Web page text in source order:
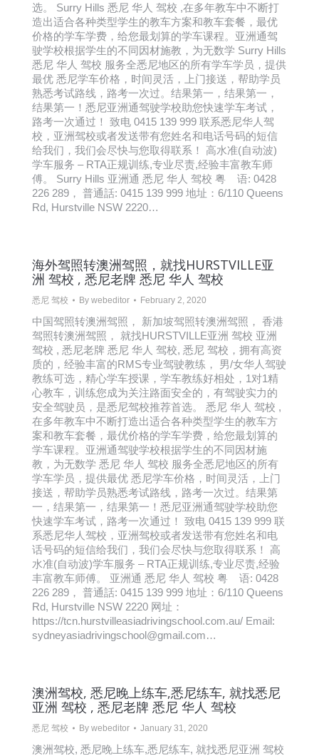
选。 Surry Hills 悉尼 华人 驾校 ,在多年教车中不断打
造出适合各种类型学生的教车方案和教车套餐，最优
价格的学车学费，给您最划算的学车课程。亚洲通驾
驶学校根据学生的不同因材施教，为无数学 Surry Hills
悉尼 华人 驾校 服务全悉尼地区的所有学车学员，提供
最优 悉尼学车价格，时间灵活，上门接送，帮助学员
熟悉考试路线，路考一次过。结果第一，结果第一，
结果第一！悉尼亚洲通驾驶学校助您快速学车考试，
路考一次通过！ 致电 0415 139 999 联系悉尼华人驾
校，亚洲驾校或者发送带有您姓名和电话号码的短信
给我们，我们会尽快与您取得联系！ 高水准(自动波)
学车服务 – RTA正规训练,专业尽责,经验丰富教车师
傅。 Surry Hills 亚洲通 悉尼 华人 驾校 粤 语: 0428
226 289， 普通話: 0415 139 999 地址：6/110 Queens
Rd, Hurstville NSW 2220…
海外驾照转澳洲驾照，就找HURSTVILLE亚
洲 驾校 , 悉尼老牌 悉尼 华人 驾校
悉尼 驾校 By webeditor February 2, 2020
中国驾照转澳洲驾照， 新加坡驾照转澳洲驾照， 香港
驾照转澳洲驾照， 就找HURSTVILLE亚洲 驾校 亚洲
驾校 , 悉尼老牌 悉尼 华人 驾校, 悉尼 驾校，拥有高资
质的，经验丰富的RMS专业驾驶教练， 男/女华人驾驶
教练可选，精心学车授课，学车教练好相处，1对1精
心教车，训练您成为关注路面安全的，有驾驶实力的
安全驾驶员，是悉尼驾校推荐首选。 悉尼 华人 驾校 ,
在多年教车中不断打造出适合各种类型学生的教车方
案和教车套餐，最优价格的学车学费，给您最划算的
学车课程。亚洲通驾驶学校根据学生的不同因材施
教，为无数学 悉尼 华人 驾校 服务全悉尼地区的所有
学车学员，提供最优 悉尼学车价格，时间灵活，上门
接送，帮助学员熟悉考试路线，路考一次过。结果第
一，结果第一，结果第一！悉尼亚洲通驾驶学校助您
快速学车考试，路考一次通过！ 致电 0415 139 999 联
系悉尼华人驾校，亚洲驾校或者发送带有您姓名和电
话号码的短信给我们，我们会尽快与您取得联系！ 高
水准(自动波)学车服务 – RTA正规训练,专业尽责,经验
丰富教车师傅。 亚洲通 悉尼 华人 驾校 粤 语: 0428
226 289， 普通話: 0415 139 999 地址：6/110 Queens
Rd, Hurstville NSW 2220 网址：
https://tcn.hurstvilleasiadrivingschool.com.au/ Email:
sydneyasiadrivingschool@gmail.com…
澳洲驾校, 悉尼晚上练车,悉尼练车, 就找悉尼
亚洲 驾校 , 悉尼老牌 悉尼 华人 驾校
悉尼 驾校 By webeditor January 31, 2020
澳洲驾校, 悉尼晚上练车,悉尼练车, 就找悉尼亚洲 驾校